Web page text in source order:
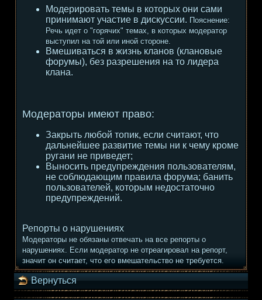
Модерировать темы в которых они сами
принимают участие в дискуссии. Пояснение:
Речь идет о "горячих" темах, в которых модератор
выступил на той или иной стороне.
Вмешиваться в жизнь кланов (клановые
форумы), без разрешения на то лидера
клана.
Модераторы имеют право:
Закрыть любой топик, если считают, что
дальнейшее развитие темы ни к чему кроме
ругани не приведет;
Выносить предупреждения пользователям,
не соблюдающим правила форума; банить
пользователей, которым недостаточно
предупреждений.
Репорты о нарушениях
Модераторы не обязаны отвечать на все репорты о
нарушениях. Если модератор не отреагировал на репорт,
значит он считает, что его вмешательство не требуется.
Вернуться